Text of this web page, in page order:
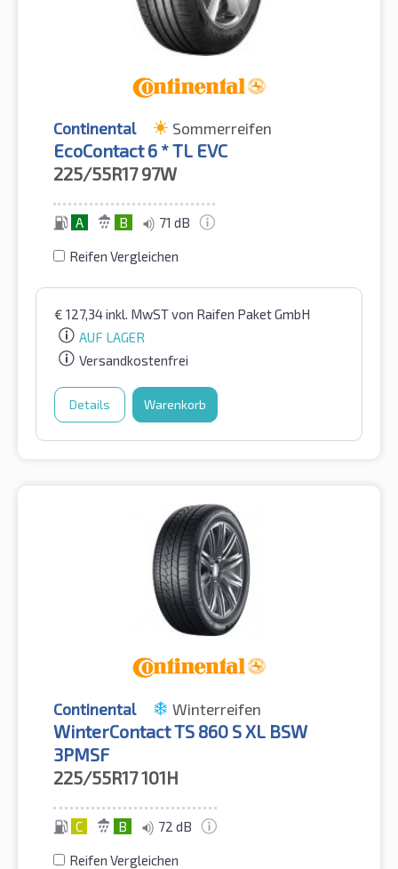
Continental Sommerreifen
EcoContact 6 * TL EVC
225/55R17 97W
A B 71 dB
Reifen Vergleichen
€ 127,34inkl. MwSTvon Raifen Paket GmbH
AUF LAGER
Versandkostenfrei
Details Warenkorb
Continental Winterreifen
WinterContact TS 860 S XL BSW
3PMSF
225/55R17101H
C B 72 dB
Reifen Vergleichen